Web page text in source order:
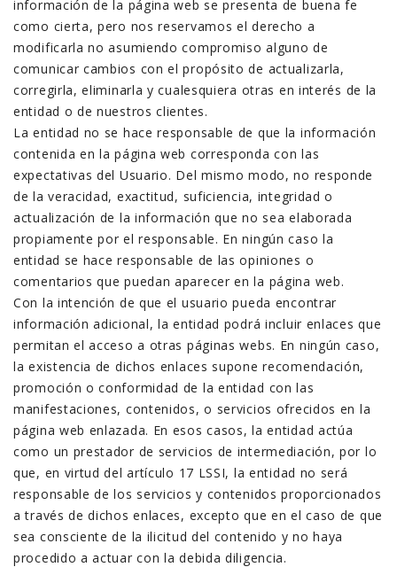
información de la página web se presenta de buena fe
como cierta, pero nos reservamos el derecho a
modificarla no asumiendo compromiso alguno de
comunicar cambios con el propósito de actualizarla,
corregirla, eliminarla y cualesquiera otras en interés de la
entidad o de nuestros clientes.
La entidad no se hace responsable de que la información
contenida en la página web corresponda con las
expectativas del Usuario. Del mismo modo, no responde
de la veracidad, exactitud, suficiencia, integridad o
actualización de la información que no sea elaborada
propiamente por el responsable. En ningún caso la
entidad se hace responsable de las opiniones o
comentarios que puedan aparecer en la página web.
Con la intención de que el usuario pueda encontrar
información adicional, la entidad podrá incluir enlaces que
permitan el acceso a otras páginas webs. En ningún caso,
la existencia de dichos enlaces supone recomendación,
promoción o conformidad de la entidad con las
manifestaciones, contenidos, o servicios ofrecidos en la
página web enlazada. En esos casos, la entidad actúa
como un prestador de servicios de intermediación, por lo
que, en virtud del artículo 17 LSSI, la entidad no será
responsable de los servicios y contenidos proporcionados
a través de dichos enlaces, excepto que en el caso de que
sea consciente de la ilicitud del contenido y no haya
procedido a actuar con la debida diligencia.